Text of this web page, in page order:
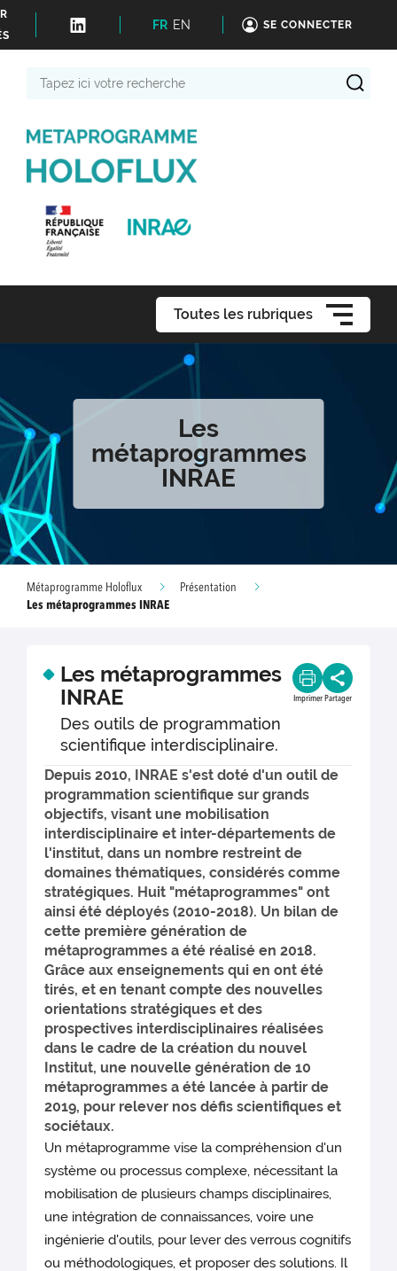
FR EN SE CONNECTER
Toutes les rubriques
Les
métaprogrammes
INRAE
Métaprogramme Holoflux
Présentation
Les métaprogrammes INRAE
Les métaprogrammes
INRAE
Des outils de programmation
scientifique interdisciplinaire.
Imprimer Partager
Depuis 2010, INRAE s'est doté d'un outil de
programmation scientifique sur grands
objectifs, visant une mobilisation
interdisciplinaire et inter-départements de
l'institut, dans un nombre restreint de
domaines thématiques, considérés comme
stratégiques. Huit "métaprogrammes" ont
ainsi été déployés (2010-2018). Un bilan de
cette première génération de
métaprogrammes a été réalisé en 2018.
Grâce aux enseignements qui en ont été
tirés, et en tenant compte des nouvelles
orientations stratégiques et des
prospectives interdisciplinaires réalisées
dans le cadre de la création du nouvel
Institut, une nouvelle génération de 10
métaprogrammes a été lancée à partir de
2019, pour relever nos défis scientifiques et
sociétaux.
Un métaprogramme vise la compréhension d'un
système ou processus complexe, nécessitant la
mobilisation de plusieurs champs disciplinaires,
une intégration de connaissances, voire une
ingénierie d'outils, pour lever des verrous cognitifs
ou méthodologiques, et proposer des solutions. Il